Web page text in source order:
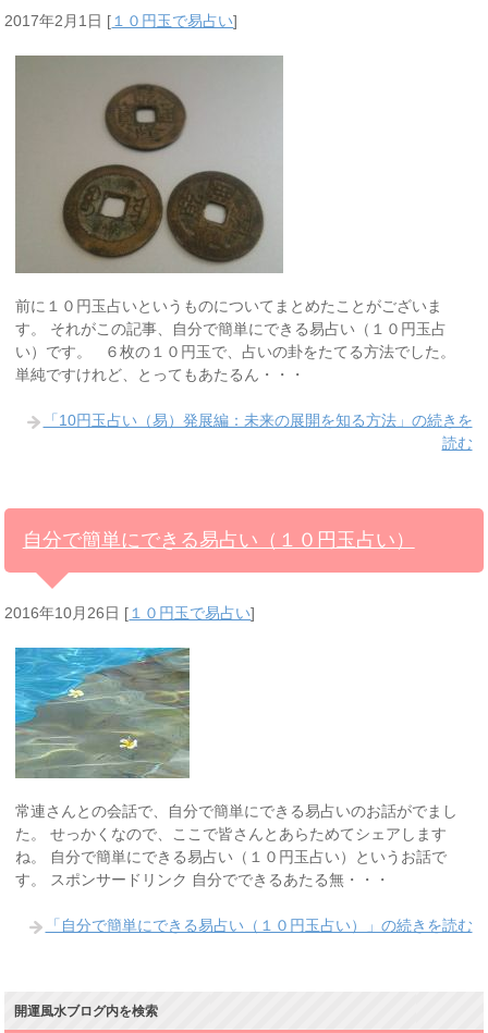
2017年2月1日 [ １０円玉で易占い]
前に１０円玉占いというものについてまとめたことがございま
す。 それがこの記事、自分で簡単にできる易占い（１０円玉占
い）です。 ６枚の１０円玉で、占いの卦をたてる方法でした。
単純ですけれど、とってもあたるん・・・
「10円玉占い（易）発展編：未来の展開を知る方法」の続きを
読む
自分で簡単にできる易占い（１０円玉占い）
2016年10月26日 [１０円玉で易占い]
常連さんとの会話で、自分で簡単にできる易占いのお話がでまし
た。 せっかくなので、ここで皆さんとあらためてシェアします
ね。 自分で簡単にできる易占い（１０円玉占い）というお話で
す。 スポンサードリンク 自分でできるあたる無・・・
「自分で簡単にできる易占い（１０円玉占い）」の続きを読む
開運風水ブログ内を検索